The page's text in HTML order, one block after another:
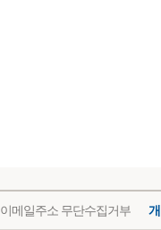
이메일주소 무단수집거부